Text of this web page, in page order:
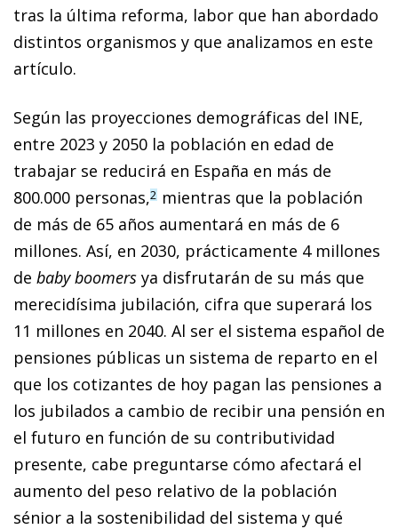
tras la última reforma, labor que han abordado
distintos organismos y que analizamos en este
artículo.
Según las proyecciones demográficas del INE,
entre 2023 y 2050 la población en edad de
trabajar se reducirá en España en más de
800.000 personas,2 mientras que la población
de más de 65 años aumentará en más de 6
millones. Así, en 2030, prácticamente 4 millones
de baby boomers ya disfrutarán de su más que
merecidísima jubilación, cifra que superará los
11 millones en 2040. Al ser el sistema español de
pensiones públicas un sistema de reparto en el
que los cotizantes de hoy pagan las pensiones a
los jubilados a cambio de recibir una pensión en
el futuro en función de su contributividad
presente, cabe preguntarse cómo afectará el
aumento del peso relativo de la población
sénior a la sostenibilidad del sistema y qué